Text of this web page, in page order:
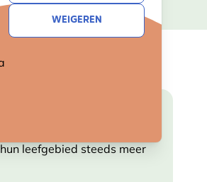
WEIGEREN
NIEUW SALE
leefgebied steeds meer